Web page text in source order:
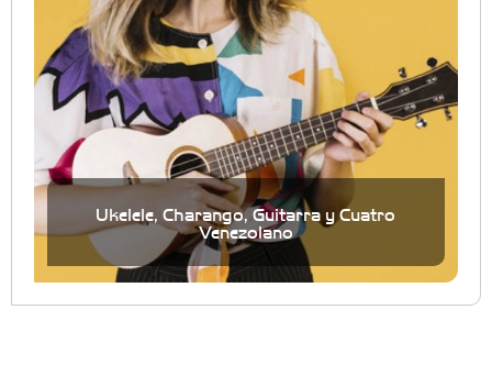
Ukelele, Charango, Guitarra y Cuatro
Venezolano